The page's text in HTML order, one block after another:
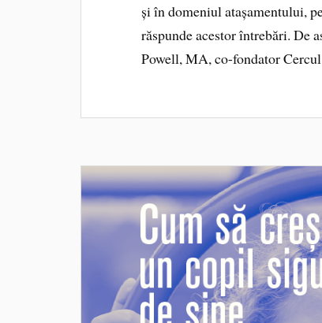
și în domeniul atașamentului,
răspunde acestor întrebări. De
Powell, MA, co-fondator